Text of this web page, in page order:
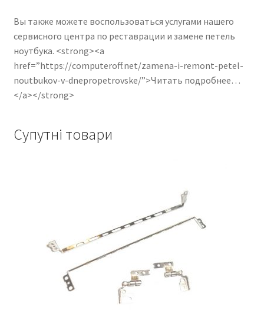
Вы также можете воспользоваться услугами нашего
сервисного центра по реставрации и замене петель
ноутбука. <strong><a
href=”https://computeroff.net/zamena-i-remont-petel-
noutbukov-v-dnepropetrovske/”>Читать подробнее…
</a></strong>
Супутні товари